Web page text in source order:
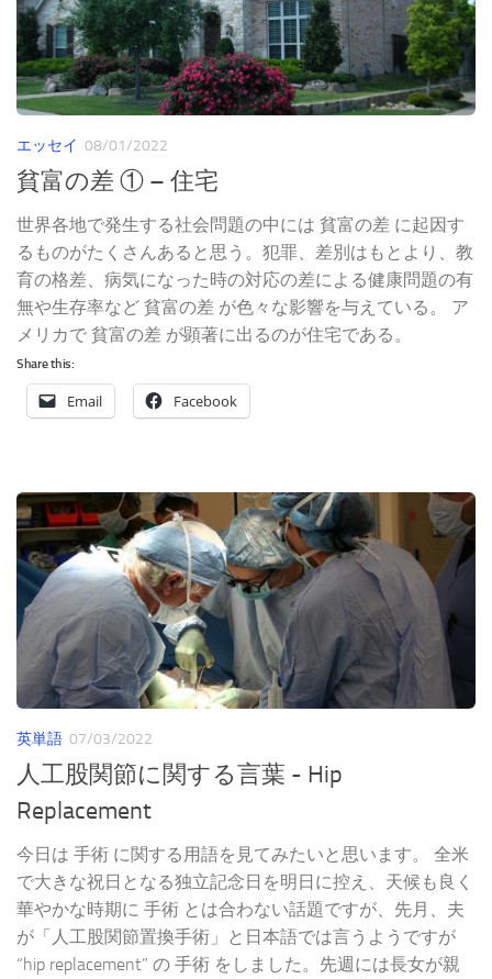
エッセイ 08/01/2022
貧富の差 ① – 住宅
世界各地で発生する社会問題の中には 貧富の差 に起因す
るものがたくさんあると思う。犯罪、差別はもとより、教
育の格差、病気になった時の対応の差による健康問題の有
無や生存率など 貧富の差 が色々な影響を与えている。 ア
メリカで 貧富の差 が顕著に出るのが住宅である。
Share this:
Email Facebook
英単語 07/03/2022
人工股関節に関する言葉 - Hip
Replacement
今日は 手術 に関する用語を見てみたいと思います。 全米
で大きな祝日となる独立記念日を明日に控え、天候も良く
華やかな時期に 手術 とは合わない話題ですが、先月、夫
が「人工股関節置換手術」と日本語では言うようですが
“hip replacement” の 手術 をしました。先週には長女が親